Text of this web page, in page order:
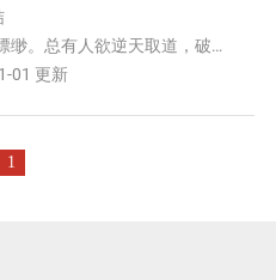
缈。总有人欲逆天取道，破万
间有一秘册，名叫《玉春
01-01 更新
1